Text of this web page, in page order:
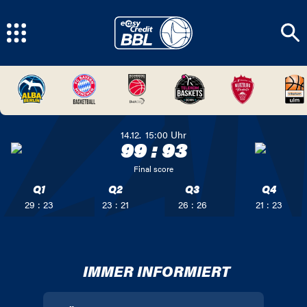
14.12. 15:00 Uhr
99:93
Final score
Q1
29 : 23
Q2
23 : 21
Q3
26 : 26
Q4
21 : 23
IMMER INFORMIERT